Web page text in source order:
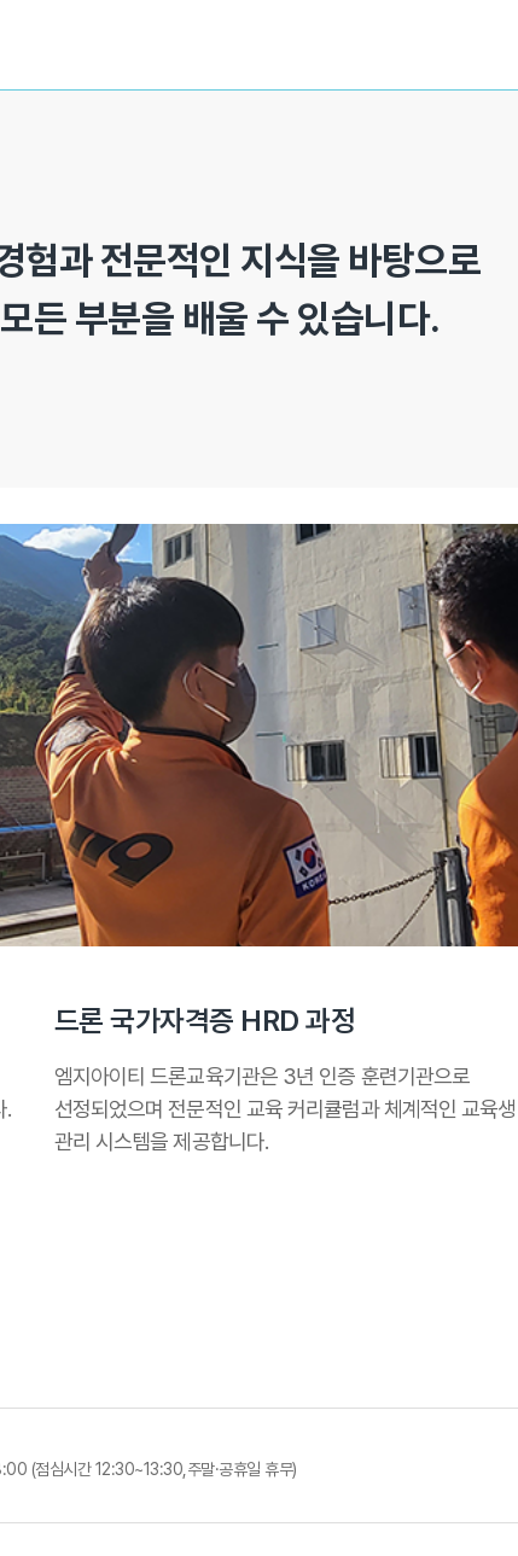
험과 전문적인 지식을 바탕으로
든 부분을 배울 수 있습니다.
.
드론 국가자격증 HRD 과정
엠지아이티 드론교육기관은 3년 인증 훈련기관으로
선정되었으며 전문적인 교육 커리큘럼과 체계적인 교육생
관리 시스템을 제공합니다.
(점심시간 12:30~13:30,주말·공휴일 휴무)